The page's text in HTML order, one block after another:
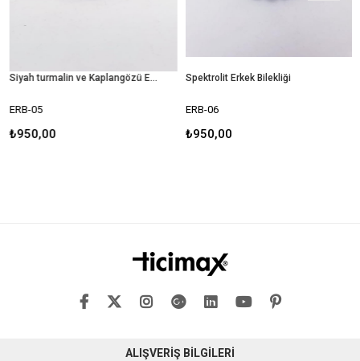
Siyah turmalin ve Kaplangözü Erkek Bilekliği
ERB-05
₺950,00
Spektrolit Erkek Bilekliği
ERB-06
₺950,00
ALIŞVERİŞ BİLGİLERİ